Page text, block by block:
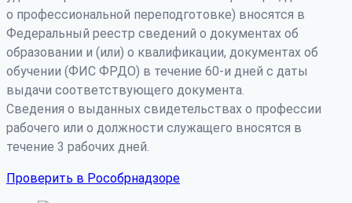
о профессиональной переподготовке) вносятся в
Федеральный реестр сведений о документах об
образовании и (или) о квалификации, документах об
обучении (ФИС ФРДО) в течение 60-и дней с даты
выдачи соответствующего документа.
Сведения о выданных свидетельствах о профессии
рабочего или о должности служащего вносятся в
течение 3 рабочих дней.
Проверить в Рособрнадзоре